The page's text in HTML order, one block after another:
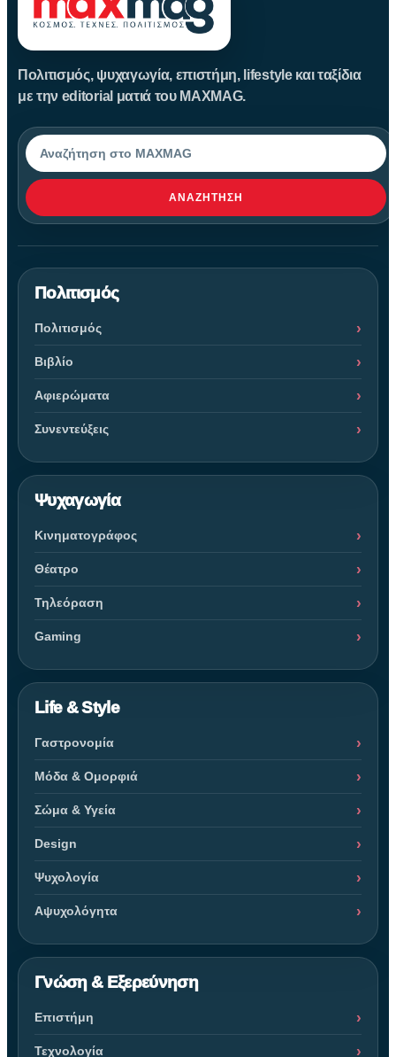
Πολιτισμός, ψυχαγωγία, επιστήμη, lifestyle και ταξίδια
με την editorial ματιά του MAXMAG.
Αναζήτηση
ΑΝΑΖΉΤΗΣΗ
Πολιτισμός
Πολιτισμός
Βιβλίο
Αφιερώματα
Συνεντεύξεις
Ψυχαγωγία
Κινηματογράφος
Θέατρο
Τηλεόραση
Gaming
Life & Style
Γαστρονομία
Μόδα & Ομορφιά
Σώμα & Υγεία
Design
Ψυχολογία
Αψυχολόγητα
Γνώση & Εξερεύνηση
Επιστήμη
Τεχνολογία